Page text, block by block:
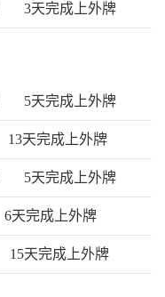
3天完成上外牌
5天完成上外牌
13天完成上外牌
5天完成上外牌
6天完成上外牌
15天完成上外牌